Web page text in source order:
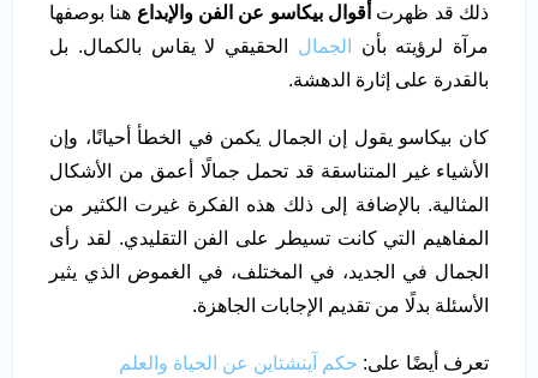
ذلك قد ظهرت أقوال بيكاسو عن الفن والإبداع هنا بوصفها
مرآة لرؤيته بأن
الجمال الحقيقي لا يقاس بالكمال. بل
بالقدرة على إثارة الدهشة.
كان بيكاسو يقول إن الجمال يكمن في الخطأ أحيانًا، وإن
الأشياء غير المتناسقة قد تحمل جمالًا أعمق من الأشكال
المثالية. بالإضافة إلى ذلك هذه الفكرة غيرت الكثير من
المفاهيم التي كانت تسيطر على الفن التقليدي. لقد رأى
الجمال في الجديد، في المختلف، في الغموض الذي يثير
الأسئلة بدلًا من تقديم الإجابات الجاهزة.
تعرف أيضًا على: حكم آينشتاين عن الحياة والعلم